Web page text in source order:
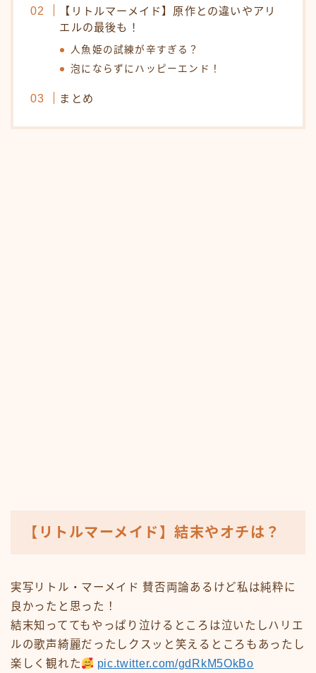
【リトルマーメイド】原作との違いやアリ
エルの最後も！
人魚姫の試練が辛すぎる？
泡にならずにハッピーエンド！
まとめ
【リトルマーメイド】結末やオチは？
実写リトル・マーメイド 賛否両論あるけど私は純粋に
良かったと思った！
結末知っててもやっぱり泣けるところは泣いたしハリエ
ルの歌声綺麗だったしクスッと笑えるところもあったし
楽しく観れた
pic.twitter.com/gdRkM5OkBo